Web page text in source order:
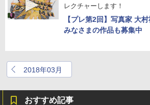
レクチャーします！
【プレ第2回】写真家 大
みなさまの作品も募集中
2018年03月
おすすめ記事